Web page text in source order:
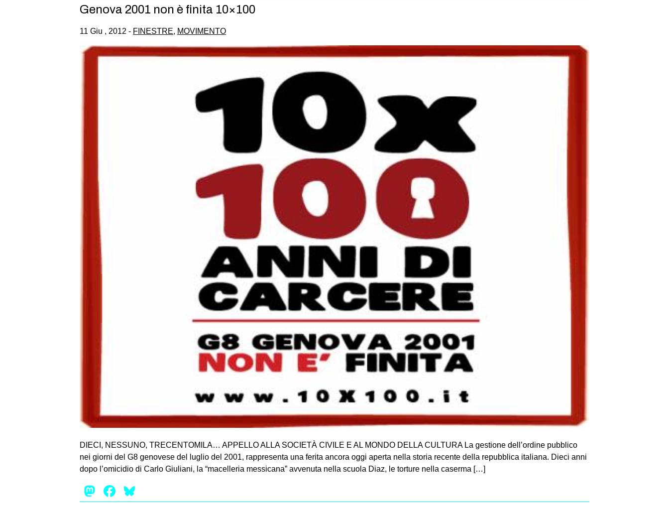
Genova 2001 non è finita 10×100
11 Giu , 2012 - FINESTRE, MOVIMENTO
DIECI, NESSUNO, TRECENTOMILA… APPELLO ALLA SOCIETÀ CIVILE E AL MONDO DELLA CULTURA La gestione dell’ordine pubblico
nei giorni del G8 genovese del luglio del 2001, rappresenta una ferita ancora oggi aperta nella storia recente della repubblica italiana. Dieci anni
dopo l’omicidio di Carlo Giuliani, la “macelleria messicana” avvenuta nella scuola Diaz, le torture nella caserma […]
Mastodon
Facebook